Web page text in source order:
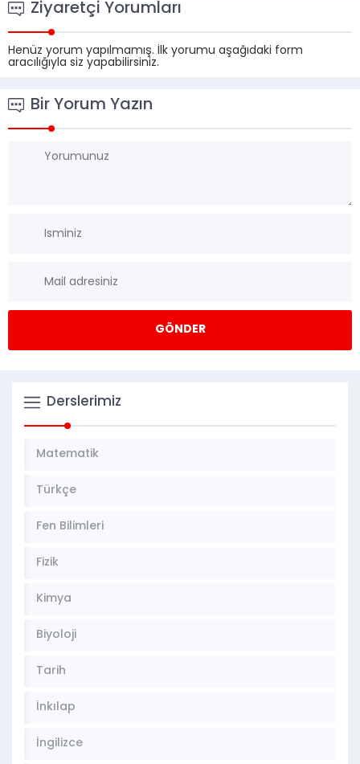
Ziyaretçi Yorumları
Henüz yorum yapılmamış. İlk yorumu aşağıdaki form
aracılığıyla siz yapabilirsiniz.
Bir Yorum Yazın
Derslerimiz
Matematik
Türkçe
Fen Bilimleri
Fizik
Kimya
Biyoloji
Tarih
İnkılap
İngilizce